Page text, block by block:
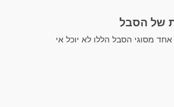
של הסבל
מסוגי הסבל הללו לא יוכל אי